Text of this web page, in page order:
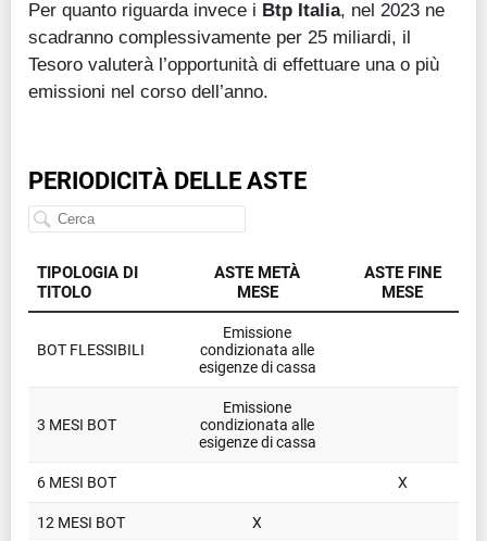
Per quanto riguarda invece i Btp Italia, nel 2023 ne
scadranno complessivamente per 25 miliardi, il
Tesoro valuterà l’opportunità di effettuare una o più
emissioni nel corso dell’anno.